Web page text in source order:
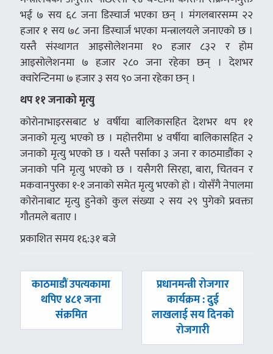
भई ७ सय ६८ जना डिस्चार्ज भएका छन् । मंगलबारसम्म २२
हजार १ सय ७८ जना डिस्चार्ज भएका मन्त्रालयले जनाएको छ ।
यस्तै संस्थागत आइसोलेशनमा १० हजार ८३२ र होम
आइसोलेशनमा ७ हजार २८० जना रहेका छन् । देशभर
क्वारेन्टिनमा ७ हजार ३ सय ९० जना रहेका छन् ।
थप ११ जनाको मृत्यु
कोरोनाभाइरसबाट ४ वर्षीया बालिकासहित देशभर थप ११
जनाको मृत्यु भएको छ । महोत्तरीमा ४ वर्षीया बालिकासहित २
जनाको मृत्यु भएको छ । यस्तै पर्साका ३ जना र काठमाडौंका २
जनाको पनि मृत्यु भएको छ । यसैगरी सिरहा, बारा, चितवन र
मकवानपुरका १-१ जनाको समेत मृत्यु भएको हो । योसँगै नेपालमा
कोरोनाबाट मृत्यु हुनेको कुल संख्या २ सय २९ पुगेको प्रवक्ता
गौतमले बताए ।
प्रकाशित समय १६:३१ बजे
पछिल्लाे
काठमाडौं उपत्यकामा
थपिए ४८१ जना
संक्रमित
अघिल्लाे
प्रधानमन्त्री रोजगार
कार्यक्रम : दुई
लाखलाई सय दिनको
रोजगारी